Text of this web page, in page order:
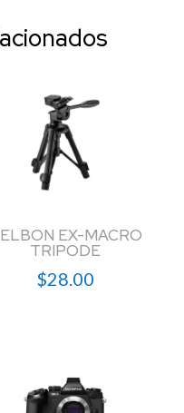
EX-MACRO
TRIPODE
$28.00